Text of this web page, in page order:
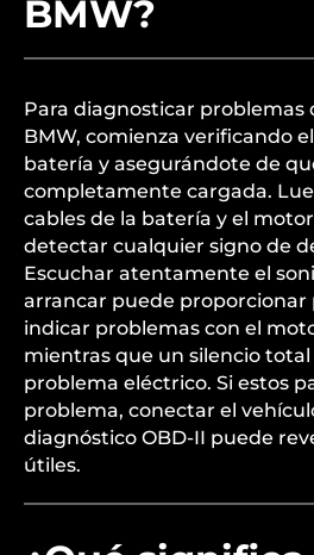
BMW?
Para diagnosticar problemas
BMW, comienza verificando
batería y asegurándote de
completamente cargada.
cables de la batería y el
detectar cualquier signo de
Escuchar atentamente el
arrancar puede proporcionar
indicar problemas con el
mientras que un silencio
problema eléctrico. Si estos
problema, conectar el
diagnóstico OBD-II puede
útiles.